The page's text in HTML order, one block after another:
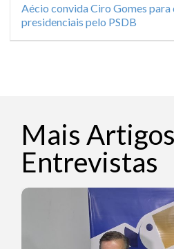
Aécio convida Ciro Gomes para
presidenciais pelo PSDB
Mais
Entrevistas